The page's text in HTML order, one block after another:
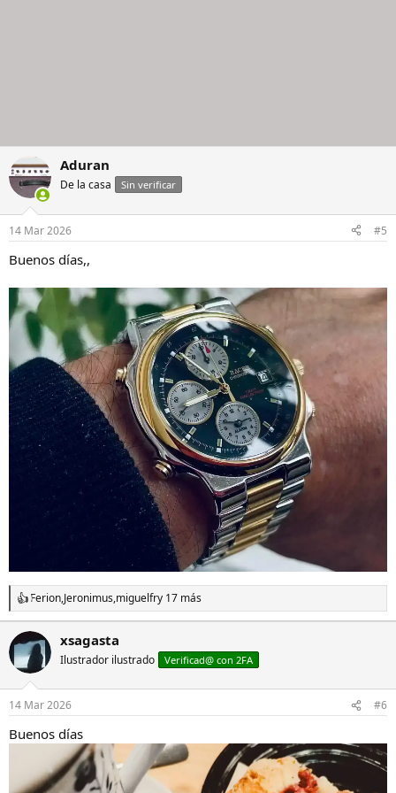
Aduran
De la casa Sin verificar
14 Mar 2026 #5
Buenos días,,
R
e
a
c
c
i
o
n
e
s
:
Ferion,Jeronimus,miguelfry 17 más
xsagasta
Ilustrador ilustrado Verificad@ con 2FA
14 Mar 2026 #6
Buenos días